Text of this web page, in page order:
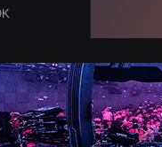
是想你的